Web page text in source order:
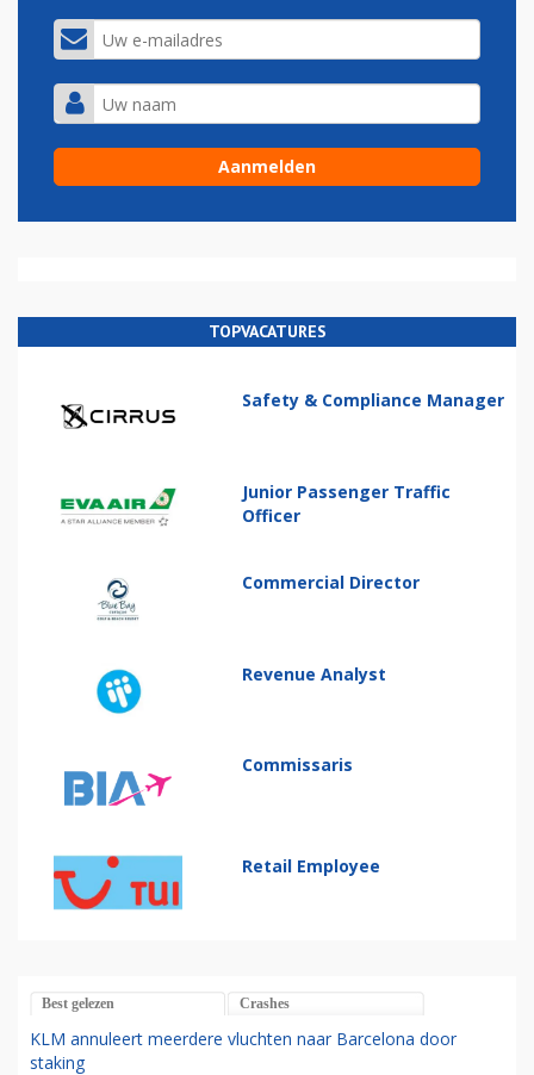
TOPVACATURES
Safety & Compliance Manager
Junior Passenger Traffic
Officer
Commercial Director
Revenue Analyst
Commissaris
Retail Employee
Best gelezen Crashes
KLM annuleert meerdere vluchten naar Barcelona door
staking